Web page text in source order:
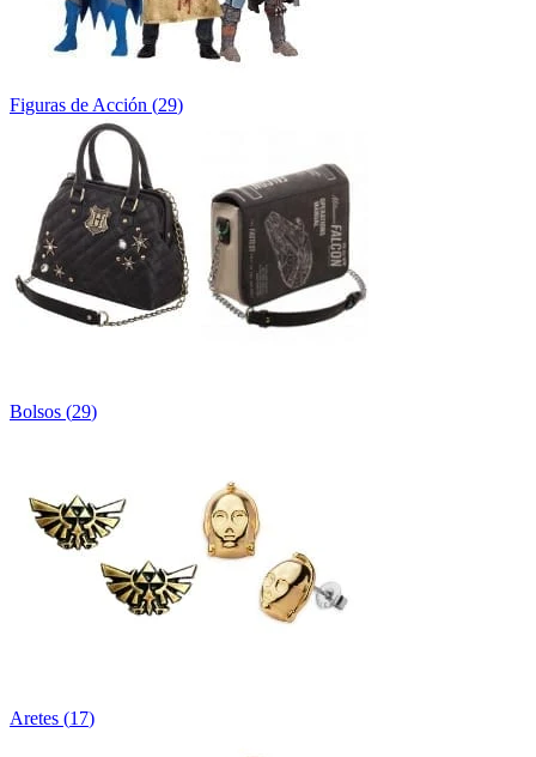
Figuras de Acción (29)
Bolsos (29)
Aretes (17)